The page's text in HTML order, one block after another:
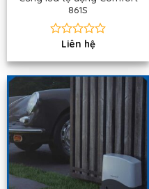
861S
Được
hạng
0
5
sao
Liên hệ